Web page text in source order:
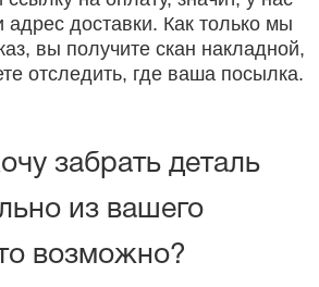
адрес доставки. Как только мы
вы получите скан накладной,
отследить, где ваша посылка.
забрать деталь
из вашего
возможно?